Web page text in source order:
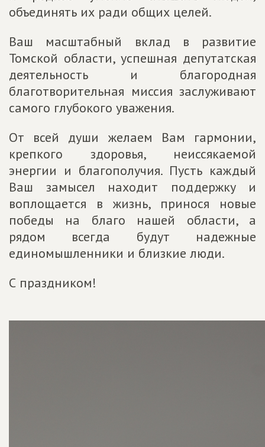
объединять их ради общих целей.
Ваш масштабный вклад в развитие
Томской области, успешная депутатская
деятельность и благородная
благотворительная миссия заслуживают
самого глубокого уважения.
От всей души желаем Вам гармонии,
крепкого здоровья, неиссякаемой
энергии и благополучия. Пусть каждый
Ваш замысел находит поддержку и
воплощается в жизнь, принося новые
победы на благо нашей области, а
рядом всегда будут надежные
единомышленники и близкие люди.
С праздником!